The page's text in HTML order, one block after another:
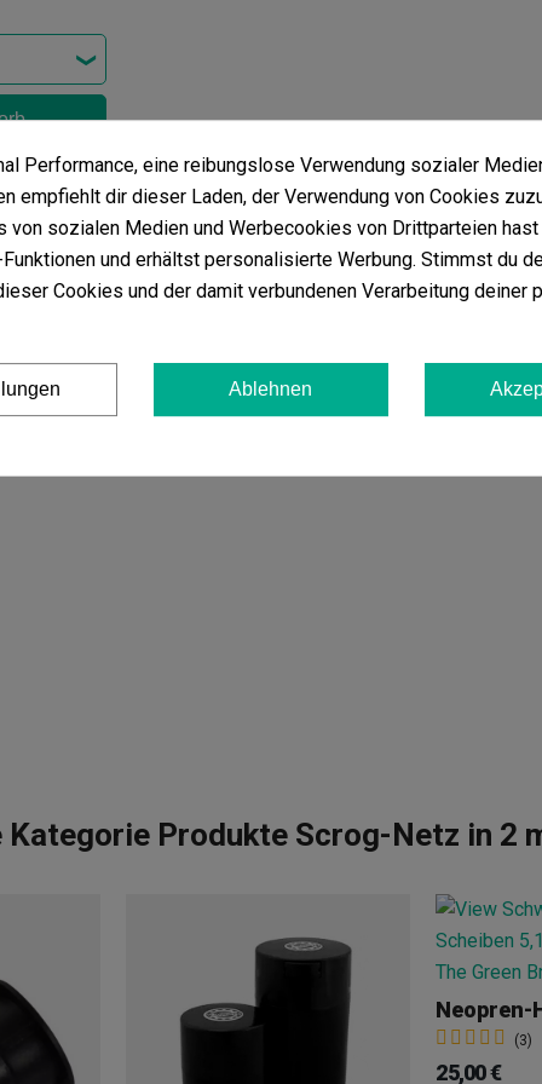
vonScrog-Netz in 2 m Breite
in deiner Sprache. Sieh dir alle an, indem du auf
Sprachen anzeigen
Kategorie Produkte Scrog-Netz in 2
(3)
25,00 €
Performance, eine reibungslose Verwendung sozialer
empfiehlt dir dieser Laden, der Verwendung von Cookies
von sozialen Medien und Werbecookies von Drittparteien
und erhältst personalisierte Werbung. Stimmst du
Cookies und der damit verbundenen Verarbeitung deiner
Ablehnen